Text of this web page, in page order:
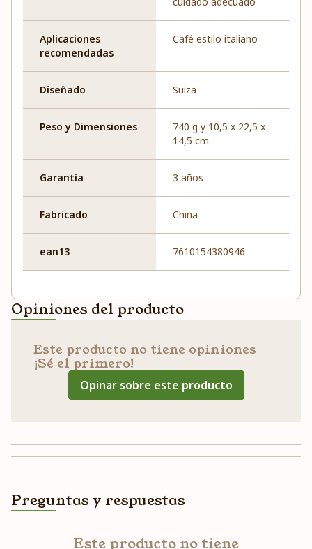
Aplicaciones
recomendadas
Café estilo italiano
Diseñado Suiza
Peso y Dimensiones
740 g y 10,5 x 22,5 x
14,5 cm
Garantía 3 años
Fabricado China
ean13 7610154380946
Opiniones del producto
Este producto no tiene opiniones
¡Sé el primero!
Opinar sobre este producto
Preguntas y respuestas
Este producto no tiene